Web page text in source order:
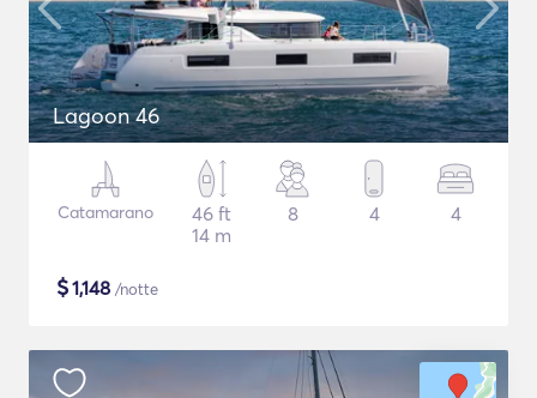
Lagoon 46
Catamarano
46 ft
14 m
8 4 4
$1,148 /notte